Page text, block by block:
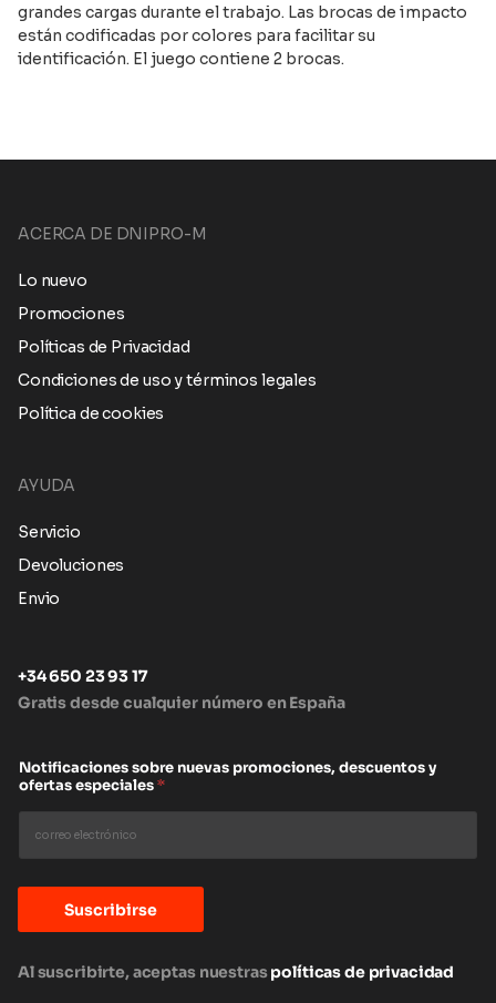
grandes cargas durante el trabajo. Las brocas de impacto
están codificadas por colores para facilitar su
identificación. El juego contiene 2 brocas.
ACERCA DE DNIPRO-M
Lo nuevo
Promociones
Políticas de Privacidad
Condiciones de uso y términos legales
Política de cookies
AYUDA
Servicio
Devoluciones
Envio
+34 650 23 93 17
Gratis desde cualquier número en España
Notificaciones sobre nuevas promociones, descuentos y
ofertas especiales*
Suscribirse
Al suscribirte, aceptas nuestraspolíticas de privacidad